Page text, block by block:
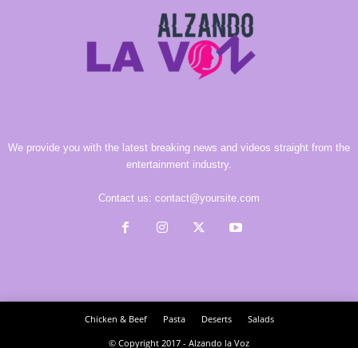
We provide you with the latest breaking news and videos straight from the
entertainment industry.
Contact us: contact@yoursite.com
Chicken & Beef Pasta Deserts
Salads
© Copyright 2017 - Alzando la Voz